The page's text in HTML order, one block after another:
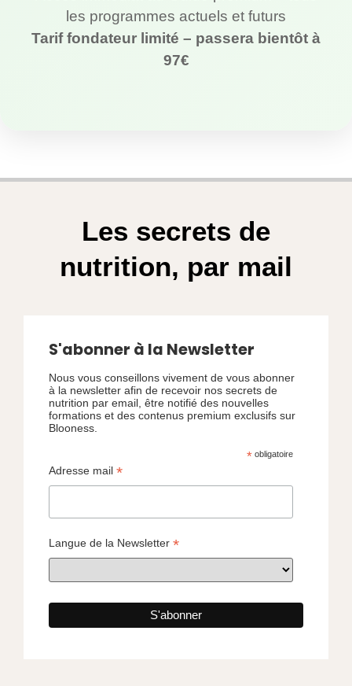
les programmes actuels et futurs
Tarif fondateur limité – passera bientôt à
97€
Les secrets de
nutrition, par mail
S'abonner à la Newsletter
Nous vous conseillons vivement de vous abonner
à la newsletter afin de recevoir nos secrets de
nutrition par email, être notifié des nouvelles
formations et des contenus premium exclusifs sur
Blooness.
* obligatoire
Adresse mail *
Langue de la Newsletter *